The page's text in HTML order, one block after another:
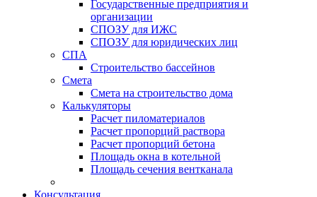
Государственные предприятия и
организации
СПОЗУ для ИЖС
СПОЗУ для юридических лиц
СПА
Строительство бассейнов
Смета
Смета на строительство дома
Калькуляторы
Расчет пиломатериалов
Расчет пропорций раствора
Расчет пропорций бетона
Площадь окна в котельной
Площадь сечения вентканала
Консультация